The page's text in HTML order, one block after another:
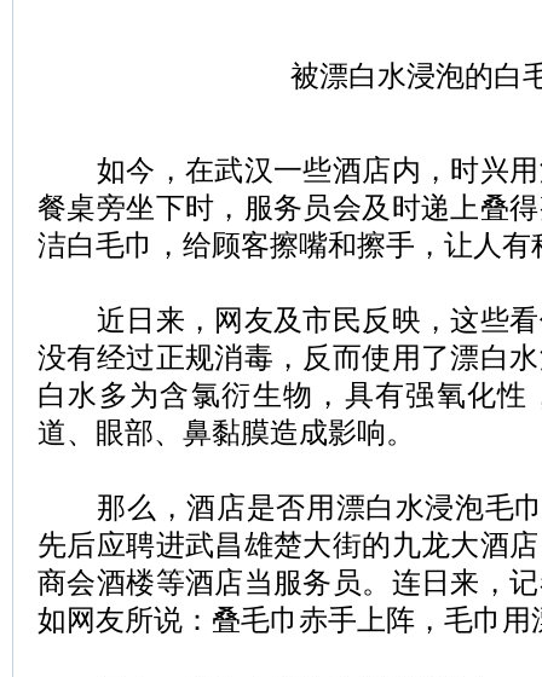
被漂白水浸泡的白
如今，在武汉一些酒店内，时兴用
餐桌旁坐下时，服务员会及时递上叠
洁白毛巾，给顾客擦嘴和擦手，让人
近日来，网友及市民反映，这些看
没有经过正规消毒，反而使用了漂白
白水多为含氯衍生物，具有强氧化性
道、眼部、鼻黏膜造成影响。
那么，酒店是否用漂白水浸泡毛巾
先后应聘进武昌雄楚大街的九龙大酒
商会酒楼等酒店当服务员。连日来，
如网友所说：叠毛巾赤手上阵，毛巾